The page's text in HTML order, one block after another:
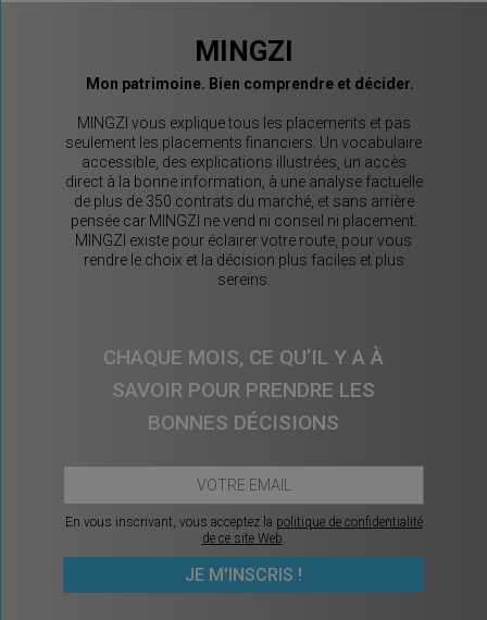
MINGZI
Mon patrimoine. Bien comprendre et décider.
MINGZI vous explique tous les placements et pas
seulement les placements financiers. Un vocabulaire
accessible, des explications illustrées, un accès
direct à la bonne information, à une analyse factuelle
de plus de 350 contrats du marché, et sans arrière
pensée car MINGZI ne vend ni conseil ni placement.
MINGZI existe pour éclairer votre route, pour vous
rendre le choix et la décision plus faciles et plus
sereins.
CHAQUE MOIS, CE QU’IL Y A À
SAVOIR POUR PRENDRE LES
BONNES DÉCISIONS
En vous inscrivant, vous acceptez la politique de confidentialité
de ce site Web.